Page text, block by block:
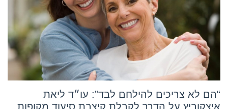
“הם לא צריכים להילחם לבד”: עו״ד ליאת
איצקוביץ על הדרך לקבלת קיצבת סיעוד מקופות